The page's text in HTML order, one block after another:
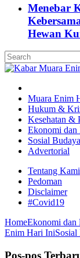
Menebar
Hewan
Muara Enim
Hukum &
Kesehatan &
Ekonomi dan
Sosial Budaya
Advertorial
Tentang Kami
Pedoman
Disclaimer
#Covid19
HomeEkonomi dan
Enim Hari IniSosial
Pos-pos